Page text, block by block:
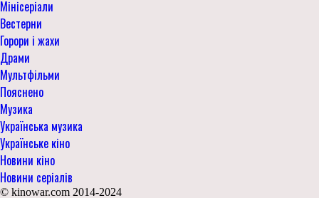
Мінісеріали
Вестерни
Горори і жахи
Драми
Мультфільми
Пояснено
Музика
Українська музика
Українське кіно
Новини кіно
Новини серіалів
© kinowar.com 2014-2024